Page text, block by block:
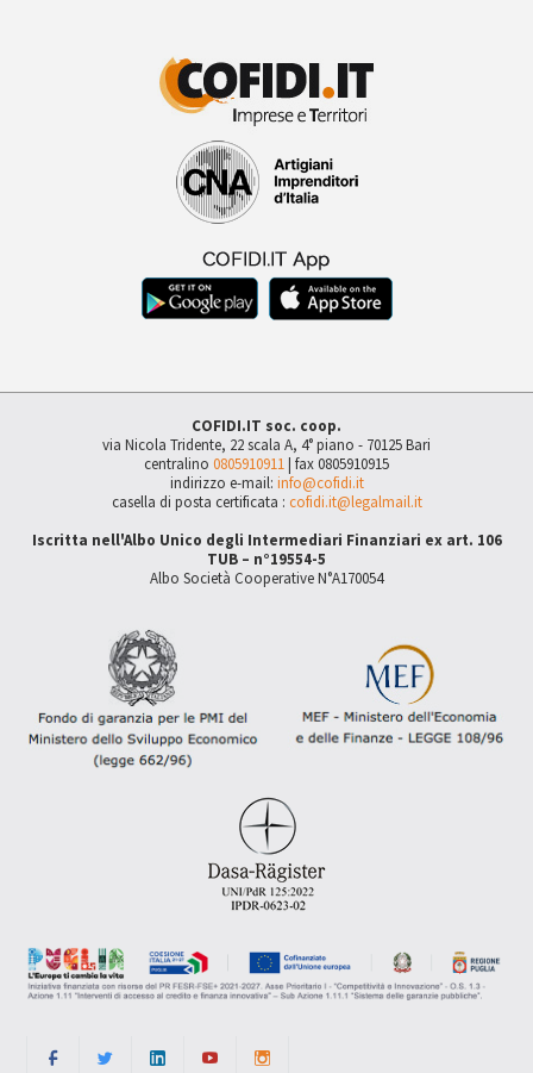
COFIDI.IT soc. coop.
via Nicola Tridente, 22 scala A, 4° piano - 70125 Bari
centralino 0805910911| fax 0805910915
indirizzo e-mail: info@cofidi.it
casella di posta certificata : cofidi.it@legalmail.it
Iscritta nell'Albo Unico degli Intermediari Finanziari ex art. 106
TUB – n°19554-5
Albo Società Cooperative N°A170054